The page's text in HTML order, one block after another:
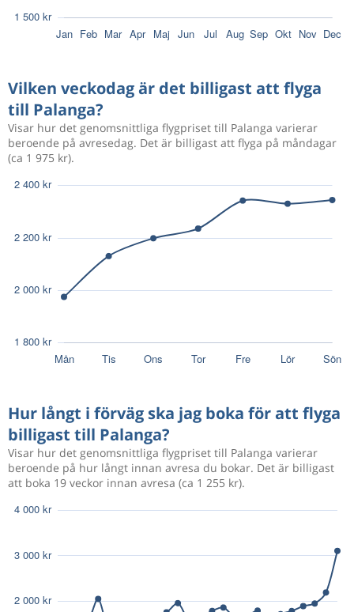
Vilken veckodag är det billigast att flyga
till Palanga?
Visar hur det genomsnittliga flygpriset till Palanga varierar
beroende på avresedag. Det är billigast att flyga på måndagar
(ca 1 975 kr).
Hur långt i förväg ska jag boka för att flyga
billigast till Palanga?
Visar hur det genomsnittliga flygpriset till Palanga varierar
beroende på hur långt innan avresa du bokar. Det är billigast
att boka 19 veckor innan avresa (ca 1 255 kr).